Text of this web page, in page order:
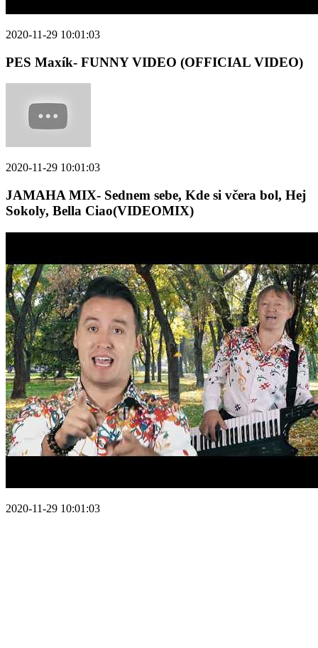
2020-11-29 10:01:03
PES Maxík- FUNNY VIDEO (OFFICIAL VIDEO)
2020-11-29 10:01:03
JAMAHA MIX- Sednem sebe, Kde si včera bol, Hej
Sokoly, Bella Ciao(VIDEOMIX)
2020-11-29 10:01:03